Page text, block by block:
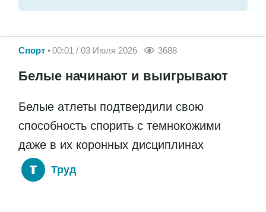
Спорт 00:01 / 03 Июля 2026 3688
Белые начинают и выигрывают
Белые атлеты подтвердили свою
способность спорить с темнокожими
даже в их коронных дисциплинах
Труд